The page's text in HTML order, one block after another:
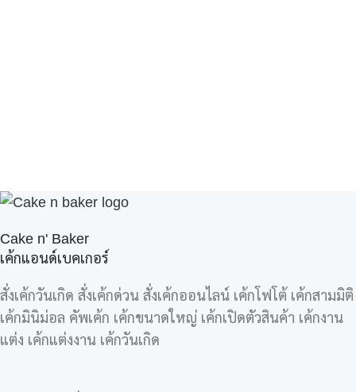
Cake n' Baker
เค้กแอนด์เบคเกอร์
สั่งเค้กวันเกิด สั่งเค้กด่วน สั่งเค้กออนไลน์ เค้กโฟโต้ เค้กสามมิติ
เค้กมินิม่อล คัพเค้ก เค้กขนาดใหญ่ เค้กเปิดตัวสินค้า เค้กงาน
แต่ง เค้กแต่งงาน เค้กวันเกิด